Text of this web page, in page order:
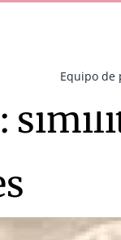
Equipo de